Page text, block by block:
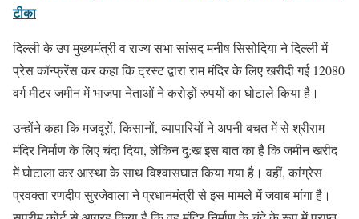
टीका
दिल्ली के उप मुख्यमंत्री व राज्य सभा सांसद मनीष सिसोदिया ने दिल्ली में
प्रेस कॉन्फ्रेंस कर कहा कि ट्रस्ट द्वारा राम मंदिर के लिए खरीदी गई 12080
वर्ग मीटर जमीन में भाजपा नेताओं ने करोड़ों रुपयों का घोटाले किया है।
उन्होंने कहा कि मजदूरों, किसानों, व्यापारियों ने अपनी बचत में से श्रीराम
मंदिर निर्माण के लिए चंदा दिया, लेकिन दु:ख इस बात का है कि जमीन खरीद
में घोटाला कर आस्था के साथ विश्वासघात किया गया है। वहीं, कांग्रेस
प्रवक्ता रणदीप सुरजेवाला ने प्रधानमंत्री से इस मामले में जवाब मांगा है।